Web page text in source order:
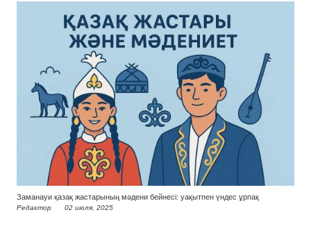
Заманауи қазақ жастарының мәдени бейнесі: уақытпен үндес ұрпақ
Редактор 02 июля, 2025